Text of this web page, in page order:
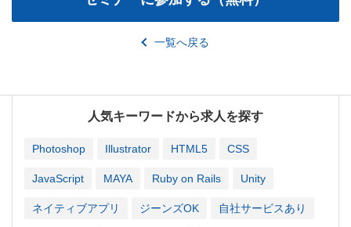
一覧へ戻る
人気キーワードから求人を探す
Photoshop Illustrator HTML5 CSS
JavaScript MAYA Ruby on Rails Unity
ネイティブアプリ ジーンズOK 自社サービスあり